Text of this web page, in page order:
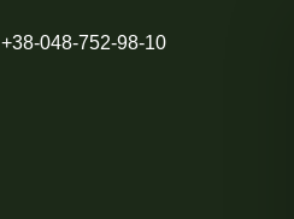
+38-048-752-98-10